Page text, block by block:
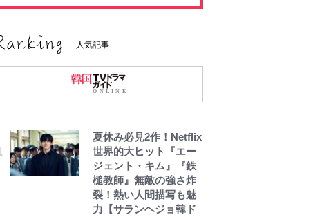
人気記事
夏休み必見2作！Netflix
世界的大ヒット『エー
ジェント・キム』『鉄
槌教師』無敵の強さ炸
裂！熱い人間描写も魅
力【サランヘジョ韓ド